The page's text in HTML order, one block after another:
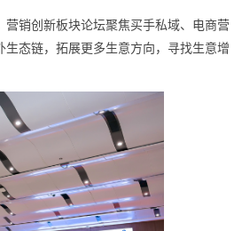
销创新板块论坛聚焦买手私域、电商营
态链，拓展更多生意方向，寻找生意增